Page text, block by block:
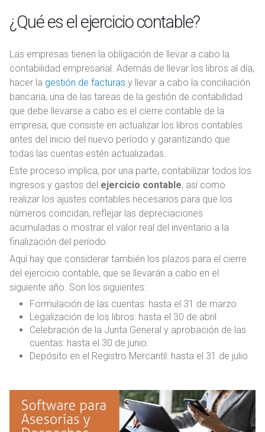
¿Qué es el ejercicio contable?
Las empresas tienen la obligación de llevar a cabo la
contabilidad empresarial. Además de llevar los libros al día,
hacer la gestión de facturas y llevar a cabo la conciliación
bancaria, una de las tareas de la gestión de contabilidad
que debe llevarse a cabo es el cierre contable de la
empresa, que consiste en actualizar los libros contables
antes del inicio del nuevo período y garantizando que
todas las cuentas estén actualizadas.
Este proceso implica, por una parte, contabilizar todos los
ingresos y gastos del ejercicio contable, así como
realizar los ajustes contables necesarios para que los
números coincidan, reflejar las depreciaciones
acumuladas o mostrar el valor real del inventario a la
finalización del período.
Aquí hay que considerar también los plazos para el cierre
del ejercicio contable, que se llevarán a cabo en el
siguiente año. Son los siguientes:
Formulación de las cuentas: hasta el 31 de marzo
Legalización de los libros: hasta el 30 de abril
Celebración de la Junta General y aprobación de las
cuentas: hasta el 30 de junio.
Depósito en el Registro Mercantil: hasta el 31 de julio